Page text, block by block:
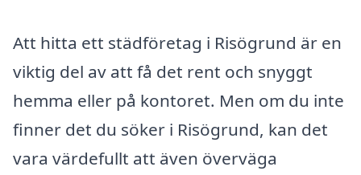
Att hitta ett städföretag i Risögrund är en
viktig del av att få det rent och snyggt
hemma eller på kontoret. Men om du inte
finner det du söker i Risögrund, kan det
vara värdefullt att även överväga